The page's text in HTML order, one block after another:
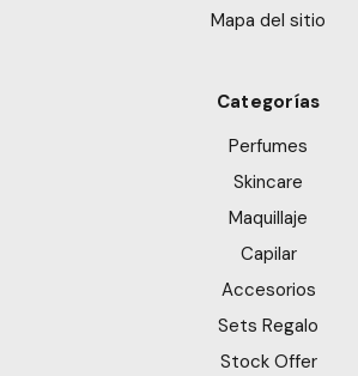
Mapa del sitio
Categorías
Perfumes
Skincare
Maquillaje
Capilar
Accesorios
Sets Regalo
Stock Offer